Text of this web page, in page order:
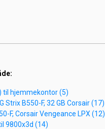
til hjemmekontor (5)
Strix B550-F, 32 GB Corsair (17)
F, Corsair Vengeance LPX (12)
9800x3d (14)